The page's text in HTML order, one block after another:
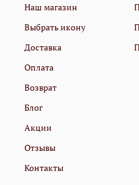
Наш магазин
Выбрать икону
Доставка
Оплата
Возврат
Блог
Акции
Отзывы
Контакты